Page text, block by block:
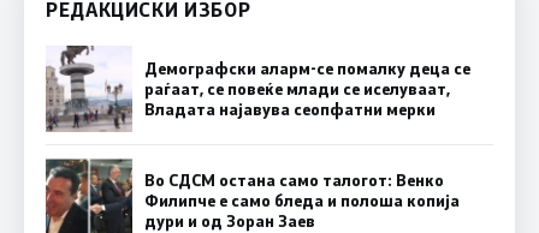
РЕДАКЦИСКИ ИЗБОР
Демографски аларм-се помалку деца се
раѓаат, се повеќе млади се иселуваат,
Владата најавува сеопфатни мерки
Во СДСМ остана само талогот: Венко
Филипче е само бледа и полоша копија
дури и од Зоран Заев